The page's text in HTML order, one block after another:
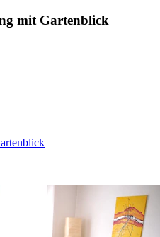
mit Gartenblick